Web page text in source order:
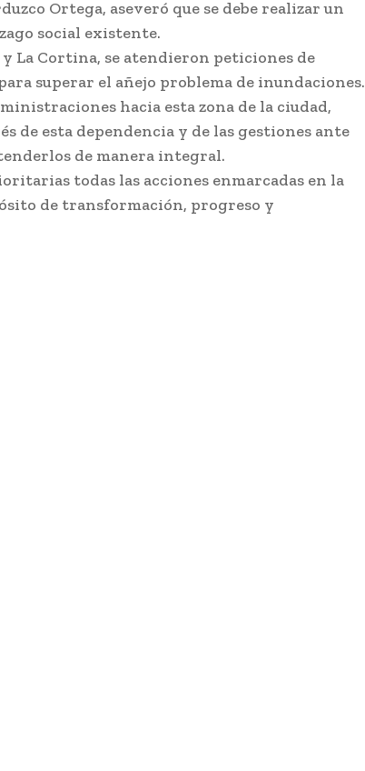
Ortega, aseveró que se debe realizar un
social existente.
La Cortina, se atendieron peticiones de
superar el añejo problema de inundaciones.
hacia esta zona de la ciudad,
de esta dependencia y de las gestiones ante
de manera integral.
todas las acciones enmarcadas en la
de transformación, progreso y